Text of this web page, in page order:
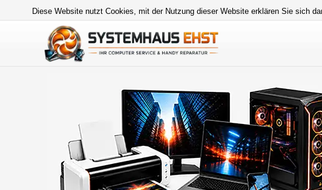
Diese Website nutzt Cookies, mit der Nutzung dieser Website erklären Sie sich